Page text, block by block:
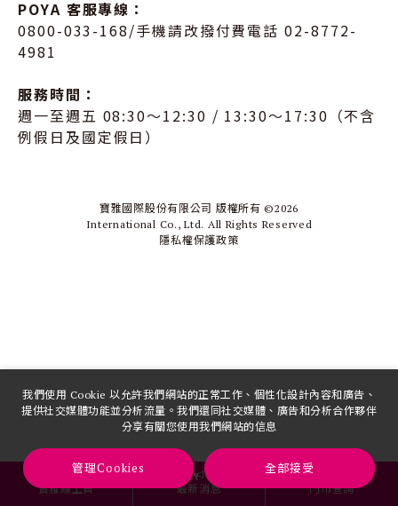
POYA 客服專線：
0800-033-168/手機請改撥付費電話 02-8772-
4981
服務時間：
週一至週五 08:30～12:30 / 13:30～17:30（不含
例假日及國定假日）
寶雅國際股份有限公司 版權所有 ©2026
International Co., Ltd. All Rights Reserved
隱私權保護政策
寶雅線上買 最新消息 門市查詢
我們使用 Cookie 以允許我們網站的正常工作、個性化設計內容和廣告、
提供社交媒體功能並分析流量。我們還同社交媒體、廣告和分析合作夥伴
分享有關您使用我們網站的信息
管理Cookies 全部接受